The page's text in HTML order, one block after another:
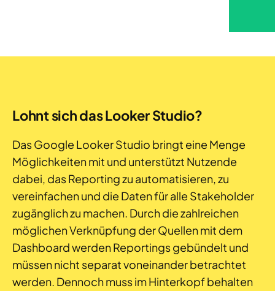
Lohnt sich das Looker Studio?
Das Google Looker Studio bringt eine Menge
Möglichkeiten mit und unterstützt Nutzende
dabei, das Reporting zu automatisieren, zu
vereinfachen und die Daten für alle Stakeholder
zugänglich zu machen. Durch die zahlreichen
möglichen Verknüpfung der Quellen mit dem
Dashboard werden Reportings gebündelt und
müssen nicht separat voneinander betrachtet
werden. Dennoch muss im Hinterkopf behalten